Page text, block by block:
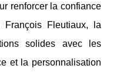
renforcer la confiance
Fleutiaux, la
solides avec les
et la personnalisation